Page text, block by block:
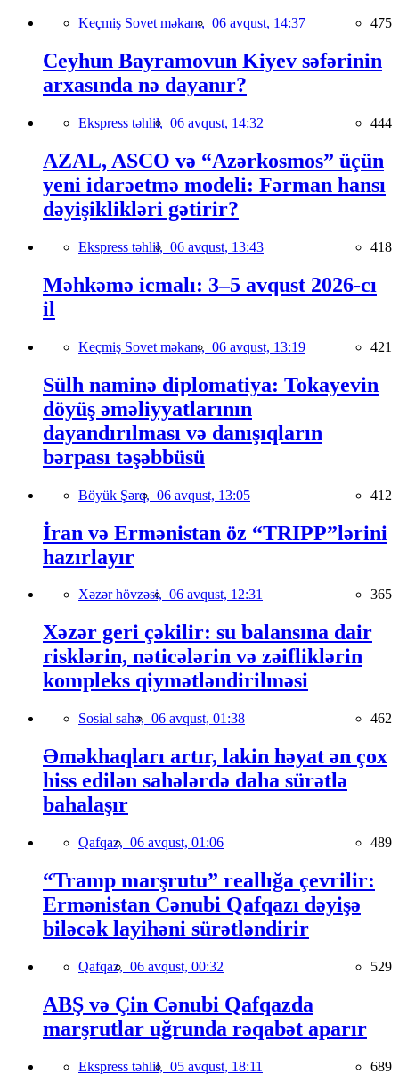
Keçmiş Sovet məkanı, 06 avqust, 14:37 475
Ceyhun Bayramovun Kiyev səfərinin
arxasında nə dayanır?
Ekspress təhlil, 06 avqust, 14:32 444
AZAL, ASCO və “Azərkosmos” üçün
yeni idarəetmə modeli: Fərman hansı
dəyişiklikləri gətirir?
Ekspress təhlil, 06 avqust, 13:43 418
Məhkəmə icmalı: 3–5 avqust 2026-cı
il
Keçmiş Sovet məkanı, 06 avqust, 13:19 421
Sülh naminə diplomatiya: Tokayevin
döyüş əməliyyatlarının
dayandırılması və danışıqların
bərpası təşəbbüsü
Böyük Şərq, 06 avqust, 13:05 412
İran və Ermənistan öz “TRIPP”lərini
hazırlayır
Xəzər hövzəsi, 06 avqust, 12:31 365
Xəzər geri çəkilir: su balansına dair
risklərin, nəticələrin və zəifliklərin
kompleks qiymətləndirilməsi
Sosial sahə, 06 avqust, 01:38 462
Əməkhaqları artır, lakin həyat ən çox
hiss edilən sahələrdə daha sürətlə
bahalaşır
Qafqaz, 06 avqust, 01:06 489
“Tramp marşrutu” reallığa çevrilir:
Ermənistan Cənubi Qafqazı dəyişə
biləcək layihəni sürətləndirir
Qafqaz, 06 avqust, 00:32 529
ABŞ və Çin Cənubi Qafqazda
marşrutlar uğrunda rəqabət aparır
Ekspress təhlil, 05 avqust, 18:11 689